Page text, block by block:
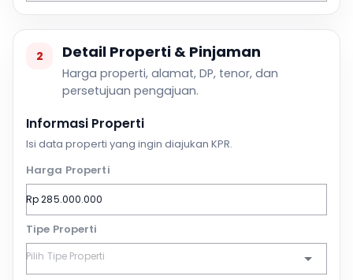
2 Detail Properti & Pinjaman
Harga properti, alamat, DP, tenor, dan
persetujuan pengajuan.
Informasi Properti
Isi data properti yang ingin diajukan KPR.
Harga Properti
Tipe Properti